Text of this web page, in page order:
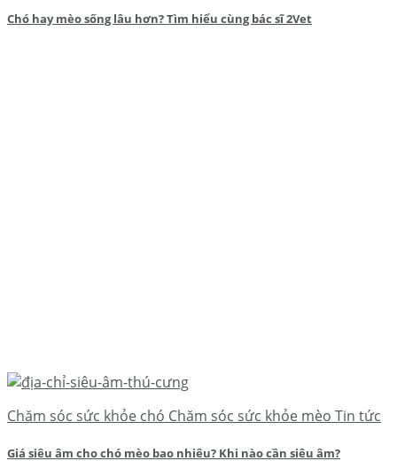
Chó hay mèo sống lâu hơn? Tìm hiểu cùng bác sĩ 2Vet
Chăm sóc sức khỏe chó Chăm sóc sức khỏe mèo Tin tức
Giá siêu âm cho chó mèo bao nhiêu? Khi nào cần siêu âm?